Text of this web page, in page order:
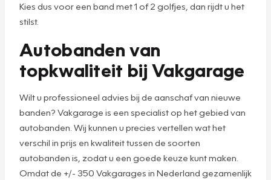
Kies dus voor een band met 1 of 2 golfjes, dan rijdt u het
stilst.
Autobanden van
topkwaliteit bij Vakgarage
Wilt u professioneel advies bij de aanschaf van nieuwe
banden? Vakgarage is een specialist op het gebied van
autobanden. Wij kunnen u precies vertellen wat het
verschil in prijs en kwaliteit tussen de soorten
autobanden is, zodat u een goede keuze kunt maken.
Omdat de +/- 350 Vakgarages in Nederland gezamenlijk